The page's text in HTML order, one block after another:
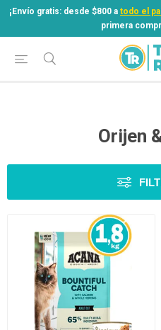
¡Envío gratis: desde $800 a todo el
primera
¡Envío gratis: desde $800 atodo el
primera
Orijen